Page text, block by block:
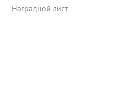
Наградной лист